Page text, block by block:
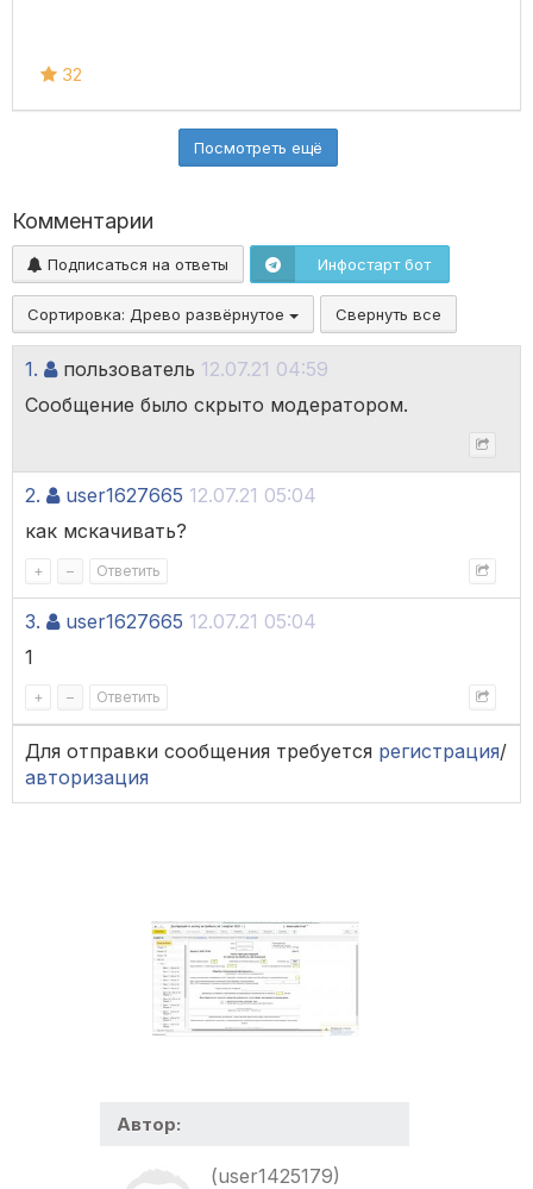
32
Посмотреть ещё
Комментарии
Подписаться на ответы Инфостарт бот
Сортировка: Древо развёрнутое Свернуть все
1. пользователь 12.07.21 04:59
Сообщение было скрыто модератором.
2. user1627665 12.07.21 05:04
как мскачивать?
+ – Ответить
3. user1627665 12.07.21 05:04
1
+ – Ответить
Для отправки сообщения требуется регистрация/
авторизация
Автор:
(user1425179)